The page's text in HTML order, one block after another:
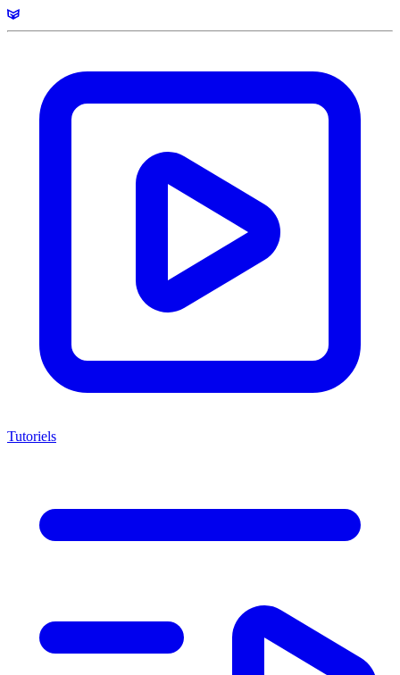
Tutoriels